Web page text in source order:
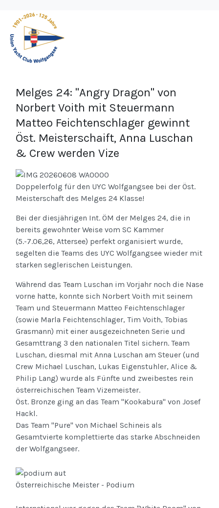
Melges 24: "Angry Dragon" von
Norbert Voith mit Steuermann
Matteo Feichtenschlager gewinnt
Öst. Meisterschaift, Anna Luschan
& Crew werden Vize
Doppelerfolg für den UYC Wolfgangsee bei der Öst.
Meisterschaft des Melges 24 Klasse!
Bei der diesjährigen Int. ÖM der Melges 24, die in
bereits gewohnter Weise vom SC Kammer
(5.-7.06,26, Attersee) perfekt organisiert wurde,
segelten die Teams des UYC Wolfgangsee wieder mit
starken seglerischen Leistungen.
Während das Team Luschan im Vorjahr noch die Nase
vorne hatte, konnte sich Norbert Voith mit seinem
Team und Steuermann Matteo Feichtenschlager
(sowie Marla Feichtenschlager, Tim Voith, Tobias
Grasmann) mit einer ausgezeichneten Serie und
Gesamttrang 3 den nationalen Titel sichern. Team
Luschan, diesmal mit Anna Luschan am Steuer (und
Crew Michael Luschan, Lukas Eigenstuhler, Alice &
Philip Lang) wurde als Fünfte und zweibestes rein
österreichischen Team Vizemeister.
Öst. Bronze ging an das Team "Kookabura" von Josef
Hackl.
Das Team "Pure" von Michael Schineis als
Gesamtvierte komplettierte das starke Abschneiden
der Wolfgangseer.
Österreichische Meister - Podium